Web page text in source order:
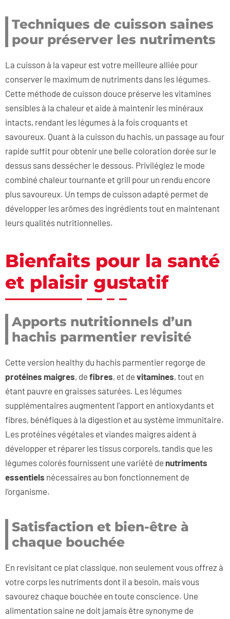
Techniques de cuisson saines
pour préserver les nutriments
La cuisson à la vapeur est votre meilleure alliée pour
conserver le maximum de nutriments dans les légumes.
Cette méthode de cuisson douce préserve les vitamines
sensibles à la chaleur et aide à maintenir les minéraux
intacts, rendant les légumes à la fois croquants et
savoureux. Quant à la cuisson du hachis, un passage au four
rapide suffit pour obtenir une belle coloration dorée sur le
dessus sans dessécher le dessous. Privilégiez le mode
combiné chaleur tournante et grill pour un rendu encore
plus savoureux. Un temps de cuisson adapté permet de
développer les arômes des ingrédients tout en maintenant
leurs qualités nutritionnelles.
Bienfaits pour la santé
et plaisir gustatif
Apports nutritionnels d’un
hachis parmentier revisité
Cette version healthy du hachis parmentier regorge de
protéines maigres, de fibres, et de vitamines, tout en
étant pauvre en graisses saturées. Les légumes
supplémentaires augmentent l’apport en antioxydants et
fibres, bénéfiques à la digestion et au système immunitaire.
Les protéines végétales et viandes maigres aident à
développer et réparer les tissus corporels, tandis que les
légumes colorés fournissent une variété de nutriments
essentiels nécessaires au bon fonctionnement de
l’organisme.
Satisfaction et bien-être à
chaque bouchée
En revisitant ce plat classique, non seulement vous offrez à
votre corps les nutriments dont il a besoin, mais vous
savourez chaque bouchée en toute conscience. Une
alimentation saine ne doit jamais être synonyme de